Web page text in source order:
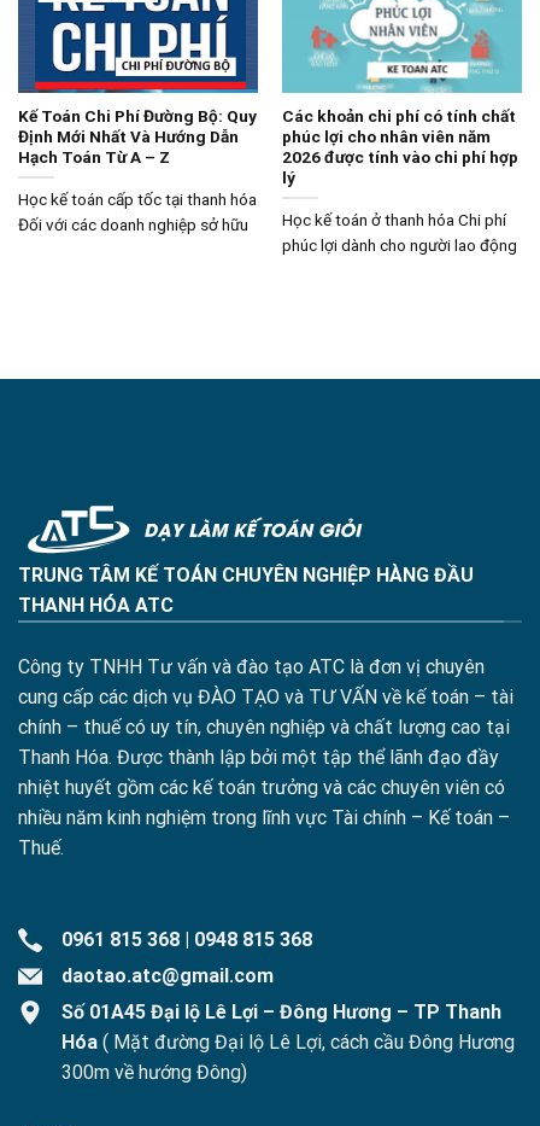
Kế Toán Chi Phí Đường Bộ: Quy
Định Mới Nhất Và Hướng Dẫn
Hạch Toán Từ A – Z
Học kế toán cấp tốc tại thanh hóa
Đối với các doanh nghiệp sở hữu
Các khoản chi phí có tính chất
phúc lợi cho nhân viên năm
2026 được tính vào chi phí hợp
lý
Học kế toán ở thanh hóa Chi phí
phúc lợi dành cho người lao động
TRUNG TÂM KẾ TOÁN CHUYÊN NGHIỆP HÀNG ĐẦU
THANH HÓA ATC
Công ty TNHH Tư vấn và đào tạo ATC là đơn vị chuyên
cung cấp các dịch vụ ĐÀO TẠO và TƯ VẤN về kế toán – tài
chính – thuế có uy tín, chuyên nghiệp và chất lượng cao tại
Thanh Hóa. Được thành lập bởi một tập thể lãnh đạo đầy
nhiệt huyết gồm các kế toán trưởng và các chuyên viên có
nhiều năm kinh nghiệm trong lĩnh vực Tài chính – Kế toán –
Thuế.
0961 815 368 | 0948 815 368
daotao.atc@gmail.com
Số 01A45 Đại lộ Lê Lợi – Đông Hương – TP Thanh
Hóa ( Mặt đường Đại lộ Lê Lợi, cách cầu Đông Hương
300m về hướng Đông)